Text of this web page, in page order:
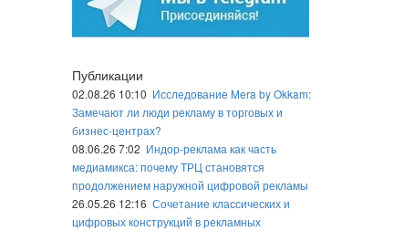
Публикации
02.08.26 10:10 Исследование Mera by Okkam:
Замечают ли люди рекламу в торговых и
бизнес-центрах?
08.06.26 7:02 Индор-реклама как часть
медиамикса: почему ТРЦ становятся
продолжением наружной цифровой рекламы
26.05.26 12:16 Сочетание классических и
цифровых конструкций в рекламных